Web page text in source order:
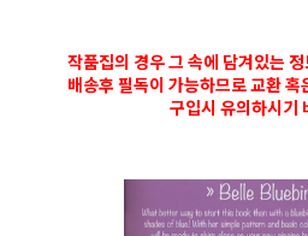
작품집의 경우 그 속에 담겨있는
배송후 필독이 가능하므로 교환
구입시 유의하시기